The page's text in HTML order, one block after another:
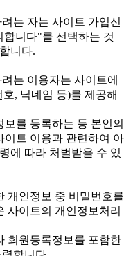
는 자는 사이트 가입신
니다"를 선택하는 것
니다.
는 이용자는 사이트에
, 닉네임 등)를 제공해
를 등록하는 등 본인의
이트 이용과 관련하여 아
에 따라 처벌받을 수 있
개인정보 중 비밀번호를
사이트의 개인정보처리
회원등록정보를 포함한